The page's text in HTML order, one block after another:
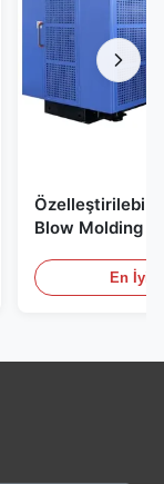
Blow Molding
Molding
En İyi